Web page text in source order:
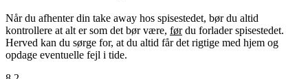
Når du afhenter din take away hos spisestedet, bør du altid
kontrollere at alt er som det bør være, førdu forlader spisestedet.
Herved kan du sørge for, at du altid får det rigtige med hjem og
opdage eventuelle fejl i tide.